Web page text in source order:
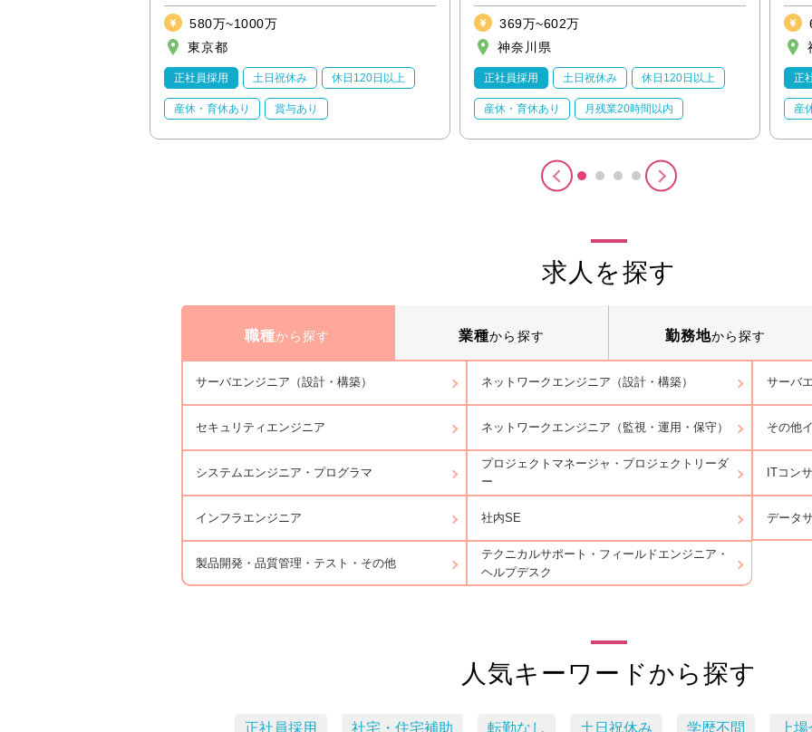
野）
580万~1000万
東京都
正社員採用 土日祝休み 休日120日以上
産休・育休あり 賞与あり
自社直接契約】
369万~602万
神奈川県
正社員採用 土日祝休み 休日120日以上
産休・育休あり 月残業20時間以内
社
正
産
求人を探す
職種から探す 業種から探す 勤務地から探す
サーバエンジニア（設計・構築） ネットワークエンジニア（設計・構築） サーバ
セキュリティエンジニア ネットワークエンジニア（監視・運用・保守） その他
システムエンジニア・プログラマ
プロジェクトマネージャ・プロジェクトリーダ
ー
ITコン
インフラエンジニア 社内SE データ
製品開発・品質管理・テスト・その他
テクニカルサポート・フィールドエンジニア・
ヘルプデスク
人気キーワードから探す
正社員採用 社宅・住宅補助 転勤なし 土日祝休み 学歴不問 上